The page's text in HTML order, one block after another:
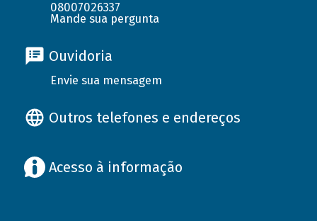
08007026337
Mande sua pergunta
Ouvidoria
Envie sua mensagem
Outros telefones e endereços
Acesso à informação